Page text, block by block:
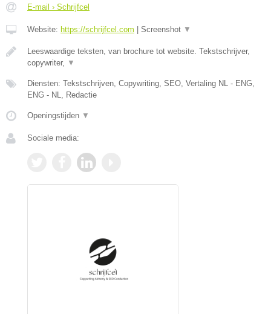
E-mail › Schrijfcel
Website: https://schrijfcel.com Screenshot ▼
Leeswaardige teksten, van brochure tot website. Tekstschrijver,
copywriter, ▼
Diensten: Tekstschrijven, Copywriting, SEO, Vertaling NL - ENG,
ENG - NL, Redactie
Openingstijden ▼
Sociale media: